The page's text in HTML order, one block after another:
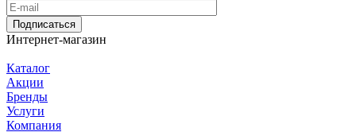
Подписаться
Интернет-магазин
Каталог
Акции
Бренды
Услуги
Компания